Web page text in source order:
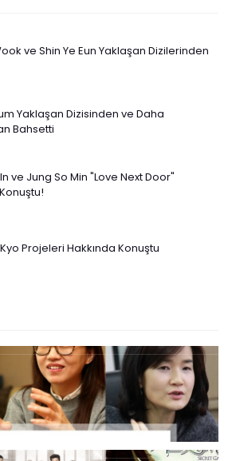
ve Shin Ye Eun Yaklaşan Dizilerinden
Yaklaşan Dizisinden ve Daha
Bahsetti
ve Jung So Min "Love Next Door"
Projeleri Hakkında Konuştu